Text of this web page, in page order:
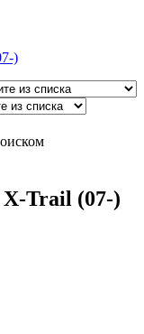
)
X-Trail (07-)